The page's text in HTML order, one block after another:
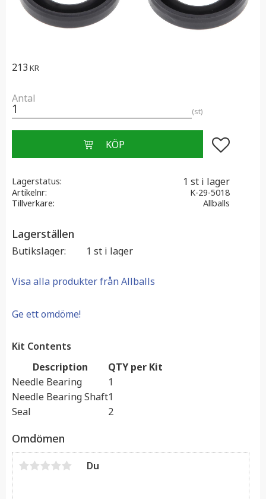
213 KR
Antal
st
Lägg till i
Lagerstatus 1 st i lager
Artikelnr
K-29-5018
Tillverkare
Allballs
Lagerställen
Butikslager 1 st i lager
Visa alla produkter från Allballs
Ge ett omdöme!
Kit Contents
Description
QTY per Kit
Needle Bearing
1
Needle Bearing Shaft1
Seal
2
Omdömen
Du